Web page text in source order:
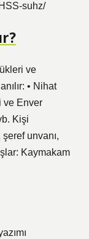
suhz/
ve
• Nihat
ve Enver
Kişi
unvanı,
Kaymakam